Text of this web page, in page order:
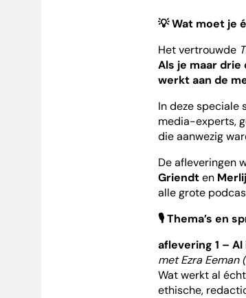
💡Wat moet je
Het vertrouwde
Als je maar
werkt aan de
In deze speciale
media-experts,
die aanwezig
De afleveringen
Griendten
alle grote
🎙️Thema’s en
aflevering 1 –
met Ezra Eeman
Wat werkt al
ethische,